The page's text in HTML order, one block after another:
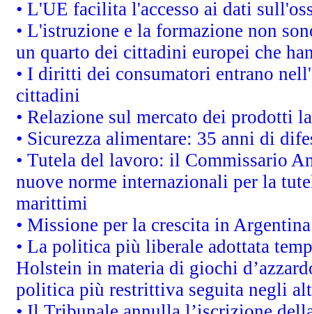
• L'UE facilita l'accesso ai dati
• L'istruzione e la formazione non
un quarto dei cittadini europei che
• I diritti dei consumatori entrano
cittadini
• Relazione sul mercato dei prodotti
• Sicurezza alimentare: 35 anni di
• Tutela del lavoro: il Commissario
nuove norme internazionali per la
marittimi
• Missione per la crescita in
• La politica più liberale adottata
Holstein in materia di giochi
politica più restrittiva seguita negli